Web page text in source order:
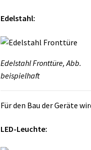
Edelstahl:
Edelstahl Fronttüre, Abb.
beispielhaft
Für den Bau der Geräte
LED-Leuchte: